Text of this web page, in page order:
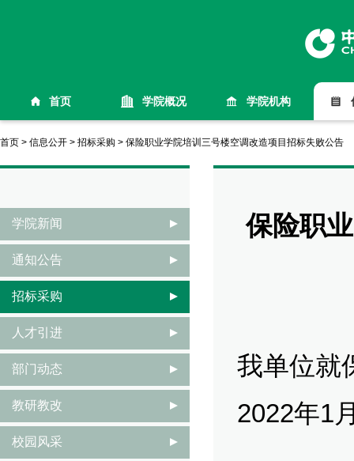
首页 学院概况 学院机构
首页 > 信息公开 > 招标采购 > 保险职业学院培训三号楼空调改造项目招标失败公告
保险职
我单位就
2022年1
学院新闻
通知公告
招标采购
人才引进
部门动态
教研教改
校园风采